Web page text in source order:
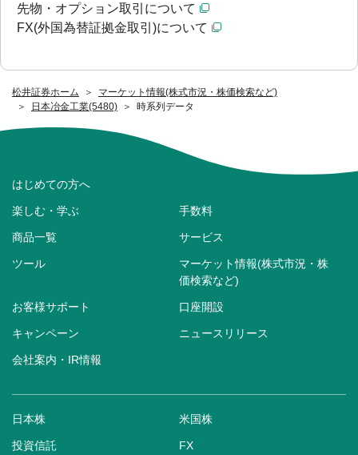
松井証券ホーム
マーケット情報(株式市況・株価検索など)
日本冶金工業(5480)
時系列データ
先物・オプション取引について
FX(外国為替証拠金取引)について
はじめての方へ
楽しむ・学ぶ 手数料
商品一覧 サービス
ツール
マーケット情報(株式市況・株
価検索など)
お客様サポート 口座開設
キャンペーン ニュースリリース
会社案内・IR情報
日本株 米国株
投資信託 FX